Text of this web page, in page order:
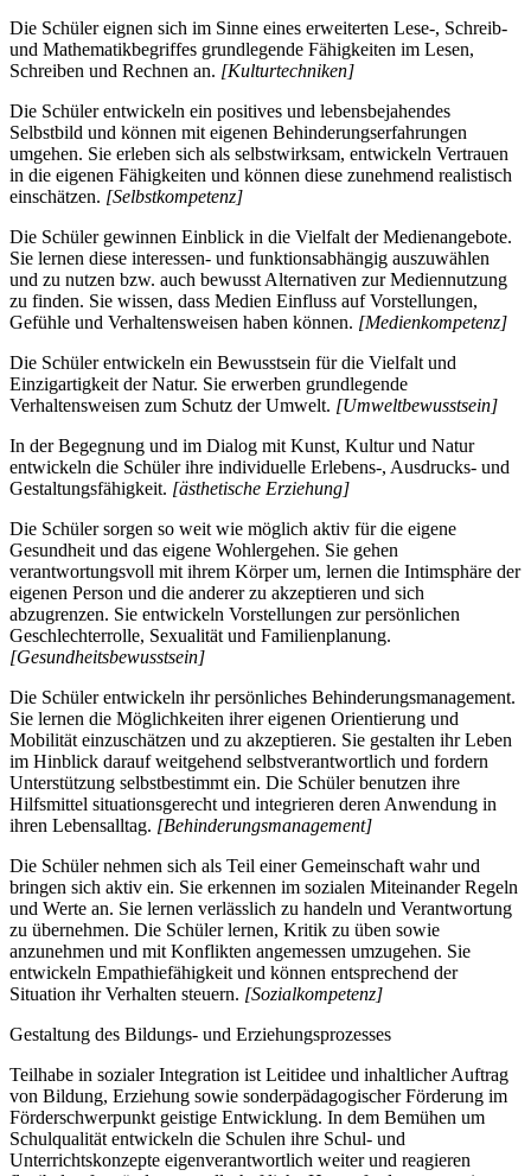
Die Schüler eignen sich im Sinne eines erweiterten Lese-, Schreib-
und Mathematikbegriffes grundlegende Fähigkeiten im Lesen,
Schreiben und Rechnen an. [Kulturtechniken]
Die Schüler entwickeln ein positives und lebensbejahendes
Selbstbild und können mit eigenen Behinderungserfahrungen
umgehen. Sie erleben sich als selbstwirksam, entwickeln Vertrauen
in die eigenen Fähigkeiten und können diese zunehmend realistisch
einschätzen. [Selbstkompetenz]
Die Schüler gewinnen Einblick in die Vielfalt der Medienangebote.
Sie lernen diese interessen- und funktionsabhängig auszuwählen
und zu nutzen bzw. auch bewusst Alternativen zur Mediennutzung
zu finden. Sie wissen, dass Medien Einfluss auf Vorstellungen,
Gefühle und Verhaltensweisen haben können. [Medienkompetenz]
Die Schüler entwickeln ein Bewusstsein für die Vielfalt und
Einzigartigkeit der Natur. Sie erwerben grundlegende
Verhaltensweisen zum Schutz der Umwelt. [Umweltbewusstsein]
In der Begegnung und im Dialog mit Kunst, Kultur und Natur
entwickeln die Schüler ihre individuelle Erlebens-, Ausdrucks- und
Gestaltungsfähigkeit. [ästhetische Erziehung]
Die Schüler sorgen so weit wie möglich aktiv für die eigene
Gesundheit und das eigene Wohlergehen. Sie gehen
verantwortungsvoll mit ihrem Körper um, lernen die Intimsphäre der
eigenen Person und die anderer zu akzeptieren und sich
abzugrenzen. Sie entwickeln Vorstellungen zur persönlichen
Geschlechterrolle, Sexualität und Familienplanung.
[Gesundheitsbewusstsein]
Die Schüler entwickeln ihr persönliches Behinderungsmanagement.
Sie lernen die Möglichkeiten ihrer eigenen Orientierung und
Mobilität einzuschätzen und zu akzeptieren. Sie gestalten ihr Leben
im Hinblick darauf weitgehend selbstverantwortlich und fordern
Unterstützung selbstbestimmt ein. Die Schüler benutzen ihre
Hilfsmittel situationsgerecht und integrieren deren Anwendung in
ihren Lebensalltag. [Behinderungsmanagement]
Die Schüler nehmen sich als Teil einer Gemeinschaft wahr und
bringen sich aktiv ein. Sie erkennen im sozialen Miteinander Regeln
und Werte an. Sie lernen verlässlich zu handeln und Verantwortung
zu übernehmen. Die Schüler lernen, Kritik zu üben sowie
anzunehmen und mit Konflikten angemessen umzugehen. Sie
entwickeln Empathiefähigkeit und können entsprechend der
Situation ihr Verhalten steuern. [Sozialkompetenz]
Gestaltung des Bildungs- und Erziehungsprozesses
Teilhabe in sozialer Integration ist Leitidee und inhaltlicher Auftrag
von Bildung, Erziehung sowie sonderpädagogischer Förderung im
Förderschwerpunkt geistige Entwicklung. In dem Bemühen um
Schulqualität entwickeln die Schulen ihre Schul- und
Unterrichtskonzepte eigenverantwortlich weiter und reagieren